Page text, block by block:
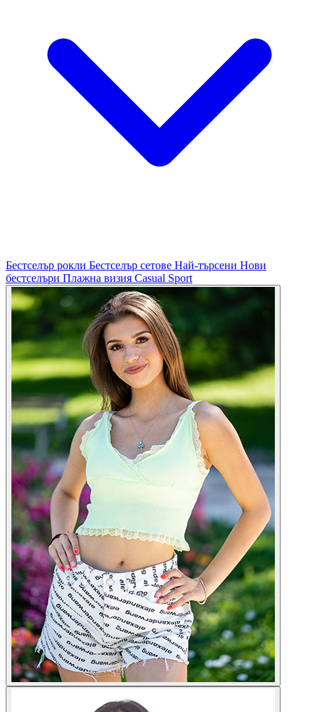
Бестселър рокли Бестселър сетове Най-търсени Нови
бестселъри Плажна визия Casual Sport